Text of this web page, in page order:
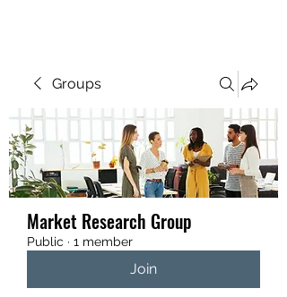
Groups
Market Research Group
Public · 1 member
Join